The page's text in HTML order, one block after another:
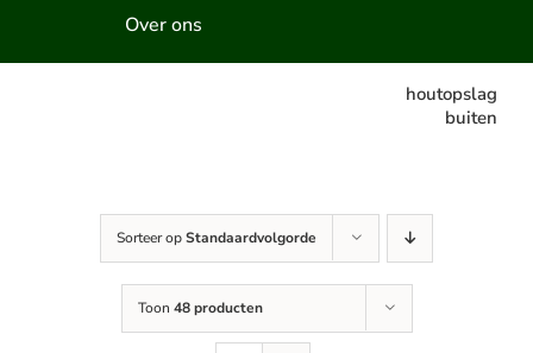
Over ons
houtopslag
buiten
Sorteer opStandaardvolgorde
Toon 48 producten